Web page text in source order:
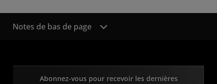
Notes de bas de page
Abonnez-vous pour recevoir les dernières